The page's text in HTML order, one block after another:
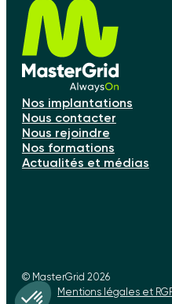
Nos implantations
Nous contacter
Nous rejoindre
Nos formations
Actualités et médias
© MasterGrid 2026
Mentions légales et